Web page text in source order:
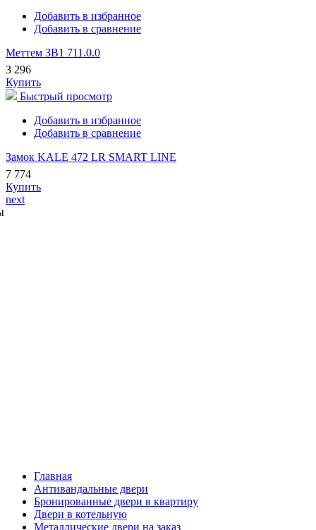
Добавить в избранное
Добавить в сравнение
Меттем ЗВ1 711.0.0
3 296
Купить
Быстрый просмотр
Добавить в избранное
Добавить в сравнение
Замок KALE 472 LR SMART LINE
7 774
Купить
next
Главная
Антивандальные двери
Бронированные двери в квартиру
Двери в котельную
Металлические двери на заказ